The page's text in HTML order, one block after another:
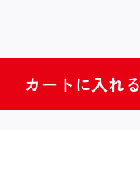
カートに入れる